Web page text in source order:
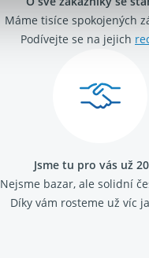
Máme tisíce spokojených
Podívejte se na jejich
Jsme tu pro vás už
Nejsme bazar, ale solidní
Díky vám rosteme už víc